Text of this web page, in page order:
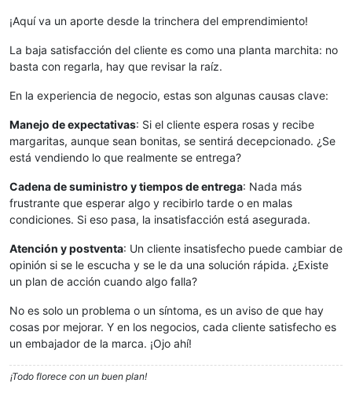
¡Aquí va un aporte desde la trinchera del emprendimiento!
La baja satisfacción del cliente es como una planta marchita: no
basta con regarla, hay que revisar la raíz.
En la experiencia de negocio, estas son algunas causas clave:
Manejo de expectativas: Si el cliente espera rosas y recibe
margaritas, aunque sean bonitas, se sentirá decepcionado. ¿Se
está vendiendo lo que realmente se entrega?
Cadena de suministro y tiempos de entrega: Nada más
frustrante que esperar algo y recibirlo tarde o en malas
condiciones. Si eso pasa, la insatisfacción está asegurada.
Atención y postventa: Un cliente insatisfecho puede cambiar de
opinión si se le escucha y se le da una solución rápida. ¿Existe
un plan de acción cuando algo falla?
No es solo un problema o un síntoma, es un aviso de que hay
cosas por mejorar. Y en los negocios, cada cliente satisfecho es
un embajador de la marca. ¡Ojo ahí!
¡Todo florece con un buen plan!